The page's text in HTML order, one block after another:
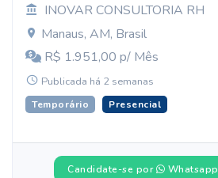
INOVAR CONSULTORIA RH
Manaus, AM, Brasil
R$ 1.951,00 p/ Mês
Publicada há 2 semanas
Temporário Presencial
Candidate-se por Whatsapp